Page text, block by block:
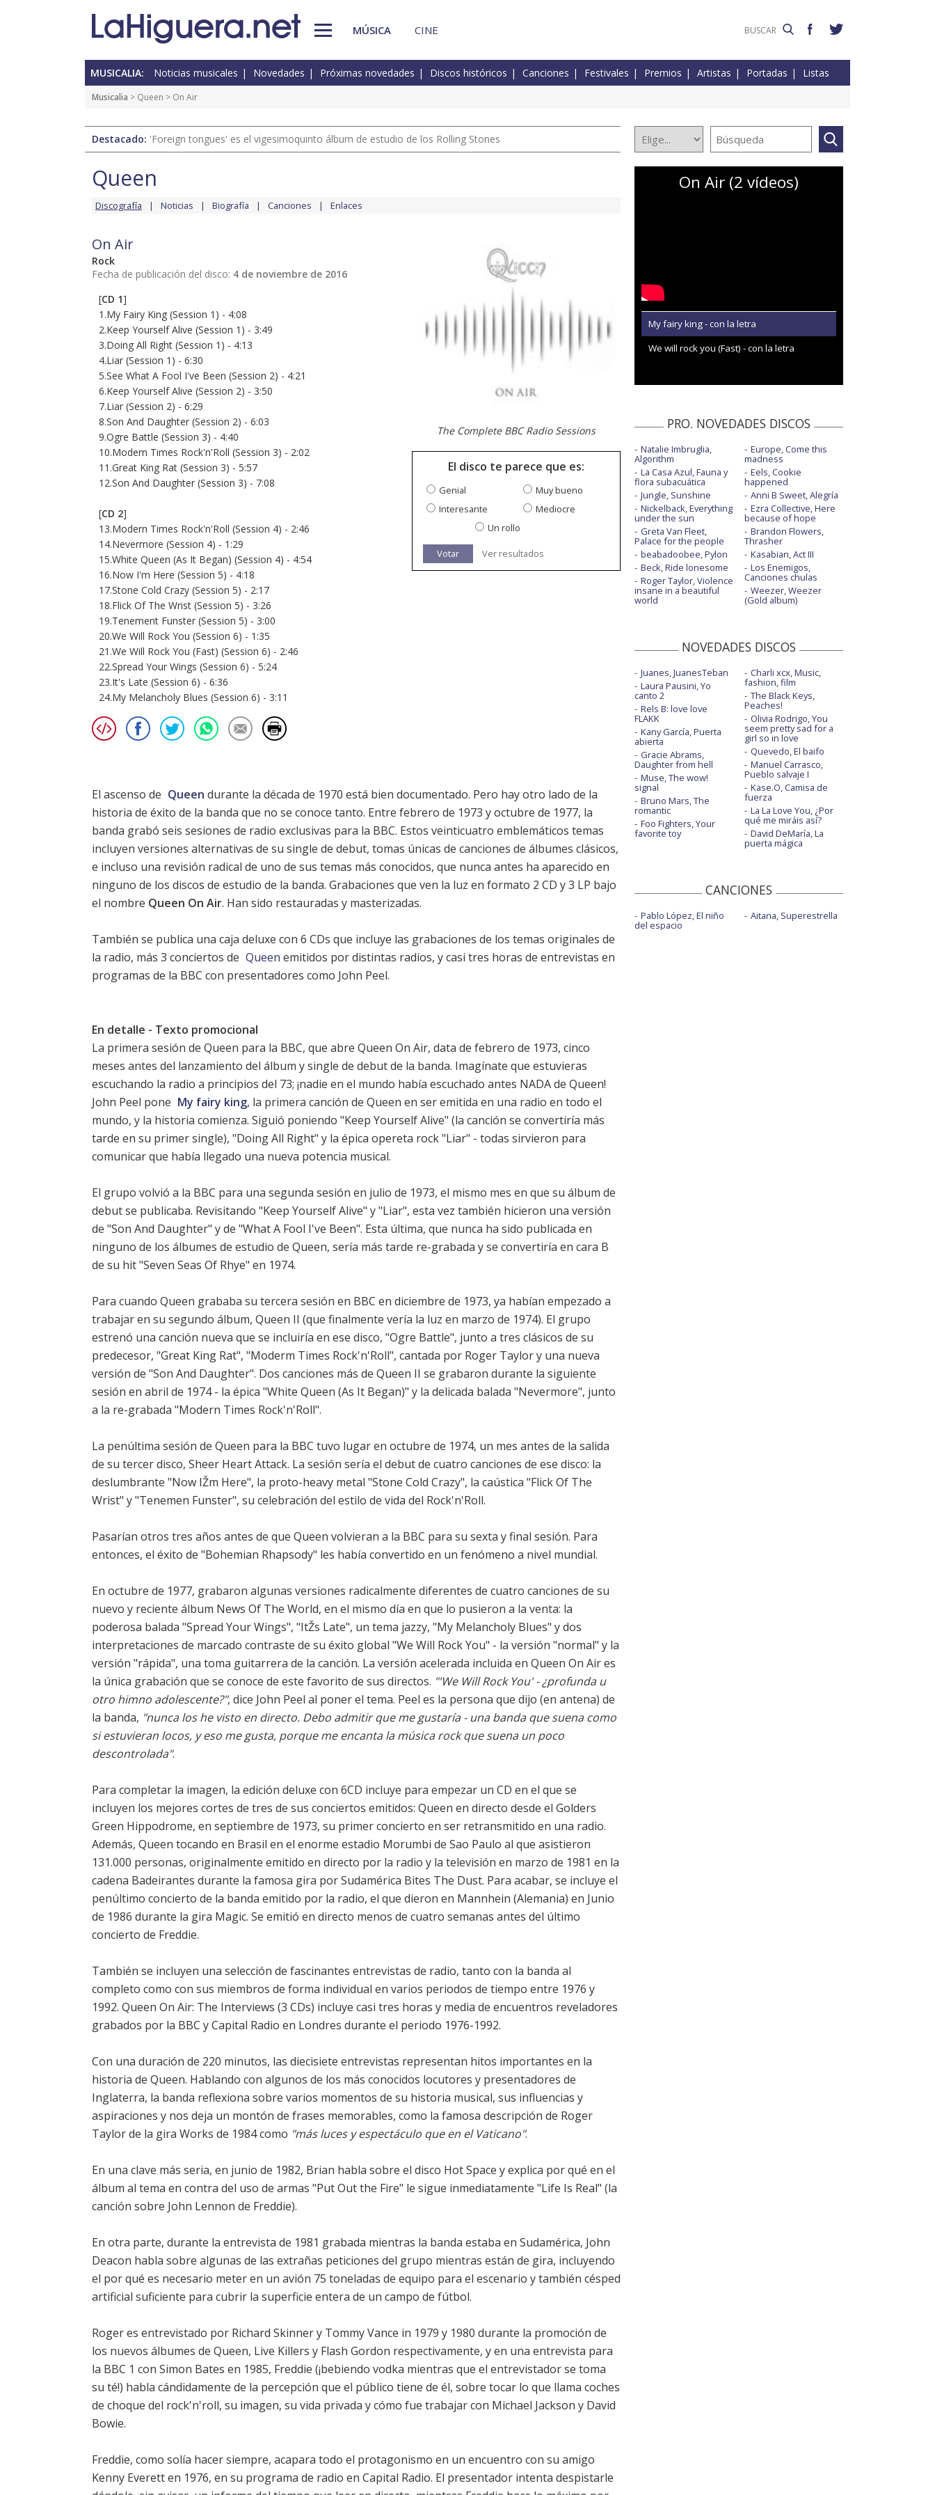
MÚSICA CINE
MUSICALIA: Noticias musicales Novedades Próximas novedades Discos históricos Canciones Festivales Premios Artistas Portadas Listas
Musicalia > Queen > On Air
Destacado: 'Foreign tongues' es el vigesimoquinto álbum de estudio de los Rolling Stones
Queen
Discografía Noticias Biografía Canciones Enlaces
On Air
Rock
Fecha de publicación del disco: 4 de noviembre de 2016
[CD 1]
1.My Fairy King (Session 1) - 4:08
2.Keep Yourself Alive (Session 1) - 3:49
3.Doing All Right (Session 1) - 4:13
4.Liar (Session 1) - 6:30
5.See What A Fool I've Been (Session 2) - 4:21
6.Keep Yourself Alive (Session 2) - 3:50
7.Liar (Session 2) - 6:29
8.Son And Daughter (Session 2) - 6:03
9.Ogre Battle (Session 3) - 4:40
10.Modern Times Rock'n'Roll (Session 3) - 2:02
11.Great King Rat (Session 3) - 5:57
12.Son And Daughter (Session 3) - 7:08
[CD 2]
13.Modern Times Rock'n'Roll (Session 4) - 2:46
14.Nevermore (Session 4) - 1:29
15.White Queen (As It Began) (Session 4) - 4:54
16.Now I'm Here (Session 5) - 4:18
17.Stone Cold Crazy (Session 5) - 2:17
18.Flick Of The Wrist (Session 5) - 3:26
19.Tenement Funster (Session 5) - 3:00
20.We Will Rock You (Session 6) - 1:35
21.We Will Rock You (Fast) (Session 6) - 2:46
22.Spread Your Wings (Session 6) - 5:24
23.It's Late (Session 6) - 6:36
24.My Melancholy Blues (Session 6) - 3:11
The Complete BBC Radio Sessions
El disco te parece que es:
Genial
Muy bueno
Interesante
Mediocre
Un rollo
Votar Ver resultados
El ascenso de Queen durante la década de 1970 está bien documentado. Pero hay otro lado de la
historia de éxito de la banda que no se conoce tanto. Entre febrero de 1973 y octubre de 1977, la
banda grabó seis sesiones de radio exclusivas para la BBC. Estos veinticuatro emblemáticos temas
incluyen versiones alternativas de su single de debut, tomas únicas de canciones de álbumes clásicos,
e incluso una revisión radical de uno de sus temas más conocidos, que nunca antes ha aparecido en
ninguno de los discos de estudio de la banda. Grabaciones que ven la luz en formato 2 CD y 3 LP bajo
el nombre Queen On Air. Han sido restauradas y masterizadas.
También se publica una caja deluxe con 6 CDs que incluye las grabaciones de los temas originales de
la radio, más 3 conciertos de Queen emitidos por distintas radios, y casi tres horas de entrevistas en
programas de la BBC con presentadores como John Peel.
En detalle - Texto promocional
La primera sesión de Queen para la BBC, que abre Queen On Air, data de febrero de 1973, cinco
meses antes del lanzamiento del álbum y single de debut de la banda. Imagínate que estuvieras
escuchando la radio a principios del 73; ¡nadie en el mundo había escuchado antes NADA de Queen!
John Peel pone My fairy king, la primera canción de Queen en ser emitida en una radio en todo el
mundo, y la historia comienza. Siguió poniendo "Keep Yourself Alive" (la canción se convertiría más
tarde en su primer single), "Doing All Right" y la épica opereta rock "Liar" - todas sirvieron para
comunicar que había llegado una nueva potencia musical.
El grupo volvió a la BBC para una segunda sesión en julio de 1973, el mismo mes en que su álbum de
debut se publicaba. Revisitando "Keep Yourself Alive" y "Liar", esta vez también hicieron una versión
de "Son And Daughter" y de "What A Fool I've Been". Esta última, que nunca ha sido publicada en
ninguno de los álbumes de estudio de Queen, sería más tarde re-grabada y se convertiría en cara B
de su hit "Seven Seas Of Rhye" en 1974.
Para cuando Queen grababa su tercera sesión en BBC en diciembre de 1973, ya habían empezado a
trabajar en su segundo álbum, Queen II (que finalmente vería la luz en marzo de 1974). El grupo
estrenó una canción nueva que se incluiría en ese disco, "Ogre Battle", junto a tres clásicos de su
predecesor, "Great King Rat", "Moderm Times Rock'n'Roll", cantada por Roger Taylor y una nueva
versión de "Son And Daughter". Dos canciones más de Queen II se grabaron durante la siguiente
sesión en abril de 1974 - la épica "White Queen (As It Began)" y la delicada balada "Nevermore", junto
a la re-grabada "Modern Times Rock'n'Roll".
La penúltima sesión de Queen para la BBC tuvo lugar en octubre de 1974, un mes antes de la salida
de su tercer disco, Sheer Heart Attack. La sesión sería el debut de cuatro canciones de ese disco: la
deslumbrante "Now IŽm Here", la proto-heavy metal "Stone Cold Crazy", la caústica "Flick Of The
Wrist" y "Tenemen Funster", su celebración del estilo de vida del Rock'n'Roll.
Pasarían otros tres años antes de que Queen volvieran a la BBC para su sexta y final sesión. Para
entonces, el éxito de "Bohemian Rhapsody" les había convertido en un fenómeno a nivel mundial.
En octubre de 1977, grabaron algunas versiones radicalmente diferentes de cuatro canciones de su
nuevo y reciente álbum News Of The World, en el mismo día en que lo pusieron a la venta: la
poderosa balada "Spread Your Wings", "ItŽs Late", un tema jazzy, "My Melancholy Blues" y dos
interpretaciones de marcado contraste de su éxito global "We Will Rock You" - la versión "normal" y la
versión "rápida", una toma guitarrera de la canción. La versión acelerada incluida en Queen On Air es
la única grabación que se conoce de este favorito de sus directos. "'We Will Rock You' - ¿profunda u
otro himno adolescente?", dice John Peel al poner el tema. Peel es la persona que dijo (en antena) de
la banda, "nunca los he visto en directo. Debo admitir que me gustaría - una banda que suena como
si estuvieran locos, y eso me gusta, porque me encanta la música rock que suena un poco
descontrolada".
Para completar la imagen, la edición deluxe con 6CD incluye para empezar un CD en el que se
incluyen los mejores cortes de tres de sus conciertos emitidos: Queen en directo desde el Golders
Green Hippodrome, en septiembre de 1973, su primer concierto en ser retransmitido en una radio.
Además, Queen tocando en Brasil en el enorme estadio Morumbi de Sao Paulo al que asistieron
131.000 personas, originalmente emitido en directo por la radio y la televisión en marzo de 1981 en la
cadena Badeirantes durante la famosa gira por Sudamérica Bites The Dust. Para acabar, se incluye el
penúltimo concierto de la banda emitido por la radio, el que dieron en Mannhein (Alemania) en Junio
de 1986 durante la gira Magic. Se emitió en directo menos de cuatro semanas antes del último
concierto de Freddie.
También se incluyen una selección de fascinantes entrevistas de radio, tanto con la banda al
completo como con sus miembros de forma individual en varios periodos de tiempo entre 1976 y
1992. Queen On Air: The Interviews (3 CDs) incluye casi tres horas y media de encuentros reveladores
grabados por la BBC y Capital Radio en Londres durante el periodo 1976-1992.
Con una duración de 220 minutos, las diecisiete entrevistas representan hitos importantes en la
historia de Queen. Hablando con algunos de los más conocidos locutores y presentadores de
Inglaterra, la banda reflexiona sobre varios momentos de su historia musical, sus influencias y
aspiraciones y nos deja un montón de frases memorables, como la famosa descripción de Roger
Taylor de la gira Works de 1984 como "más luces y espectáculo que en el Vaticano".
En una clave más seria, en junio de 1982, Brian habla sobre el disco Hot Space y explica por qué en el
álbum al tema en contra del uso de armas "Put Out the Fire" le sigue inmediatamente "Life Is Real" (la
canción sobre John Lennon de Freddie).
En otra parte, durante la entrevista de 1981 grabada mientras la banda estaba en Sudamérica, John
Deacon habla sobre algunas de las extrañas peticiones del grupo mientras están de gira, incluyendo
el por qué es necesario meter en un avión 75 toneladas de equipo para el escenario y también césped
artificial suficiente para cubrir la superficie entera de un campo de fútbol.
Roger es entrevistado por Richard Skinner y Tommy Vance in 1979 y 1980 durante la promoción de
los nuevos álbumes de Queen, Live Killers y Flash Gordon respectivamente, y en una entrevista para
la BBC 1 con Simon Bates en 1985, Freddie (¡bebiendo vodka mientras que el entrevistador se toma
su té!) habla cándidamente de la percepción que el público tiene de él, sobre tocar lo que llama coches
de choque del rock'n'roll, su imagen, su vida privada y cómo fue trabajar con Michael Jackson y David
Bowie.
Freddie, como solía hacer siempre, acapara todo el protagonismo en un encuentro con su amigo
Kenny Everett en 1976, en su programa de radio en Capital Radio. El presentador intenta despistarle
On Air (2 vídeos)
My fairy king - con la letra
We will rock you (Fast) - con la letra
PRO. NOVEDADES DISCOS
Natalie Imbruglia,
Algorithm
La Casa Azul, Fauna y
flora subacuática
Jungle, Sunshine
Nickelback, Everything
under the sun
Greta Van Fleet,
Palace for the people
beabadoobee, Pylon
Beck, Ride lonesome
Roger Taylor, Violence
insane in a beautiful
world
Europe, Come this
madness
Eels, Cookie
happened
Anni B Sweet, Alegría
Ezra Collective, Here
because of hope
Brandon Flowers,
Thrasher
Kasabian, Act III
Los Enemigos,
Canciones chulas
Weezer, Weezer
(Gold album)
NOVEDADES DISCOS
Juanes, JuanesTeban
Laura Pausini, Yo
canto 2
Rels B: love love
FLAKK
Kany García, Puerta
abierta
Gracie Abrams,
Daughter from hell
Muse, The wow!
signal
Bruno Mars, The
romantic
Foo Fighters, Your
favorite toy
Charli xcx, Music,
fashion, film
The Black Keys,
Peaches!
Olivia Rodrigo, You
seem pretty sad for a
girl so in love
Quevedo, El baifo
Manuel Carrasco,
Pueblo salvaje I
Kase.O, Camisa de
fuerza
La La Love You, ¿Por
qué me miráis así?
David DeMaría, La
puerta mágica
CANCIONES
Pablo López, El niño
del espacio
Aitana, Superestrella